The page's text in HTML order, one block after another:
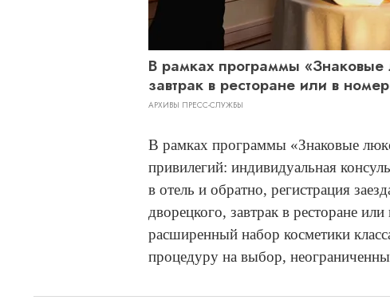
В рамках программы «Знаковые
завтрак в ресторане или в
АРХИВЫ ПРЕСС-СЛУЖБЫ
В рамках программы «Знаковые
привилегий: индивидуальная
в отель и обратно, регистрация
дворецкого, завтрак в ресторане
расширенный набор косметики
процедуру на выбор,